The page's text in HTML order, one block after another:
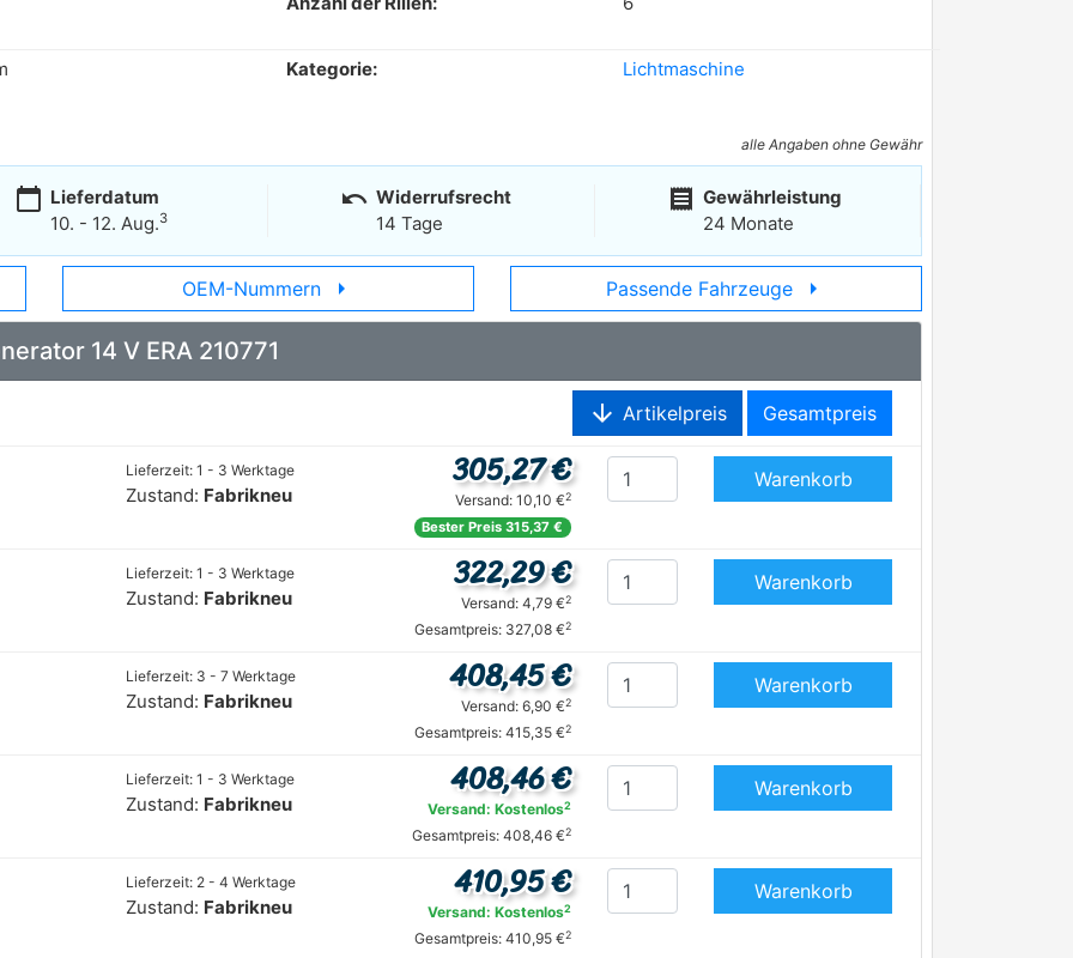
Kategorie: Lichtmaschine
alle Angaben ohne Gewähr
calendar_today Lieferdatum
10. - 12. Aug.3
undo Widerrufsrecht
14 Tage
receipt Gewährleistung
24 Monate
OEM-Nummern arrow_right Passende Fahrzeuge arrow_right
14 V ERA 210771
arrow_downward Artikelpreis Gesamtpreis
Lieferzeit: 1 - 3 Werktage
Zustand: Fabrikneu
305,27 €
Versand: 10,10 €2
Bester Preis 315,37 €
Warenkorb
Lieferzeit: 1 - 3 Werktage
Zustand: Fabrikneu
322,29 €
Versand: 4,79 €2
Gesamtpreis: 327,08 €2
Warenkorb
Lieferzeit: 3 - 7 Werktage
Zustand: Fabrikneu
408,45 €
Versand: 6,90 €2
Gesamtpreis: 415,35 €2
Warenkorb
Lieferzeit: 1 - 3 Werktage
Zustand: Fabrikneu
408,46 €
Versand: Kostenlos2
Gesamtpreis: 408,46 €2
Warenkorb
Lieferzeit: 2 - 4 Werktage
Zustand: Fabrikneu
410,95 €
Versand: Kostenlos2
Gesamtpreis: 410,95 €2
Warenkorb